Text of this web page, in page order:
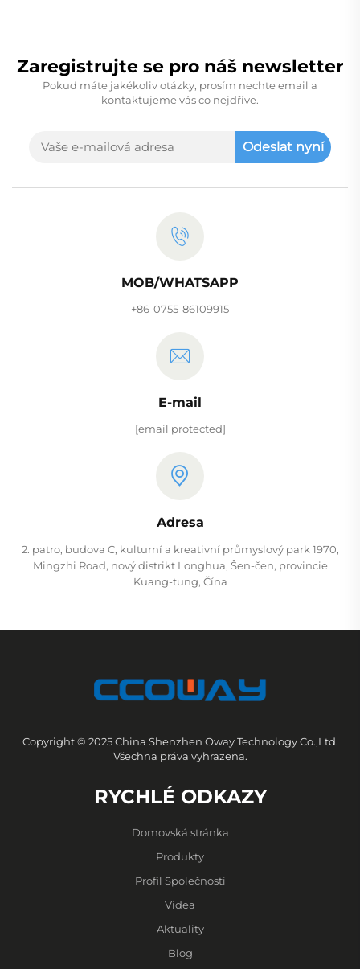
Zaregistrujte se pro náš newsletter
Pokud máte jakékoliv otázky, prosím nechte email a
kontaktujeme vás co nejdříve.
Odeslat nyní
MOB/WHATSAPP
+86-0755-86109915
E-mail
[email protected]
Adresa
2. patro, budova C, kulturní a kreativní průmyslový park 1970,
Mingzhi Road, nový distrikt Longhua, Šen-čen, provincie
Kuang-tung, Čína
Copyright © 2025 China Shenzhen Oway Technology Co.,Ltd.
Všechna práva vyhrazena.
RYCHLÉ ODKAZY
Domovská stránka
Produkty
Profil Společnosti
Videa
Aktuality
Blog